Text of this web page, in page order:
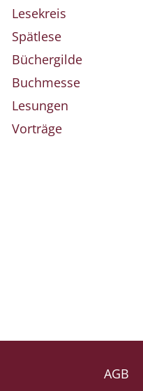
Lesekreis
Spätlese
Büchergilde
Buchmesse
Lesungen
Vorträge
AGB